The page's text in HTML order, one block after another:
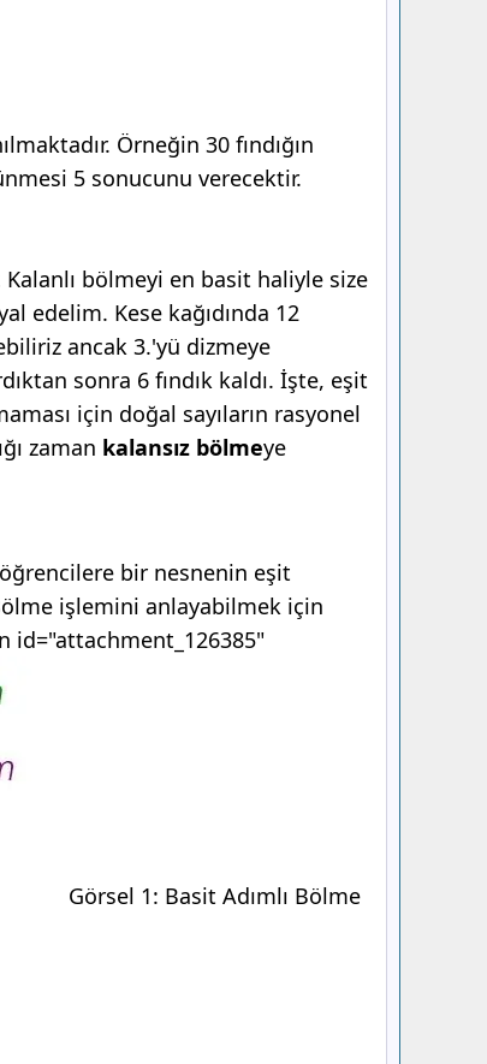
Örneğin 30 fındığın
5 sonucunu verecektir.
Kalanlı bölmeyi en basit haliyle size
edelim. Kese kağıdında 12
ancak 3.'yü dizmeye
sonra 6 fındık kaldı. İşte, eşit
için doğal sayıların rasyonel
zaman kalansız bölmeye
bir nesnenin eşit
işlemini anlayabilmek için
id="attachment_126385"
Görsel 1: Basit Adımlı Bölme